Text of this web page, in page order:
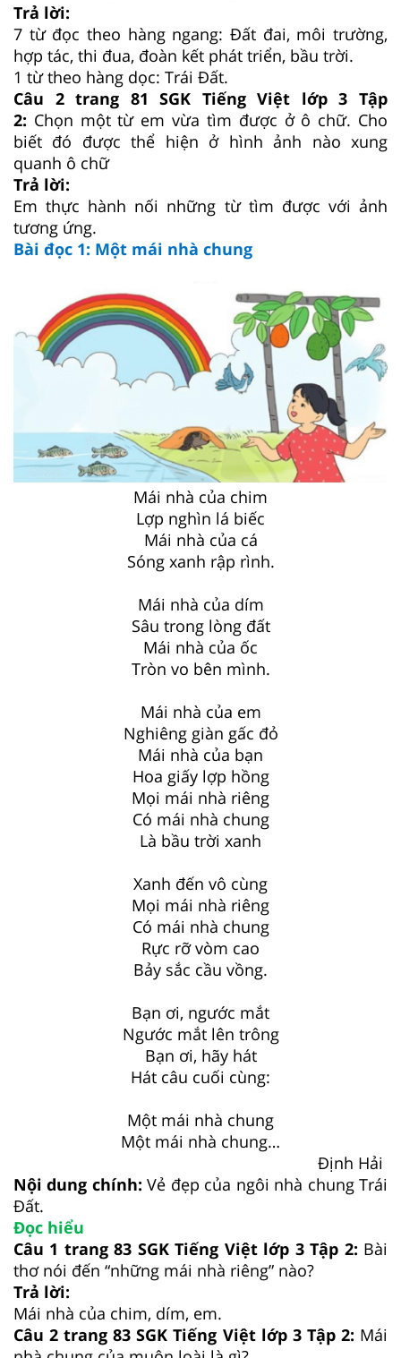
Trả lời:
7 từ đọc theo hàng ngang: Đất đai, môi trường,
hợp tác, thi đua, đoàn kết phát triển, bầu trời.
1 từ theo hàng dọc: Trái Đất.
Câu 2 trang 81 SGK Tiếng Việt lớp 3 Tập
2: Chọn một từ em vừa tìm được ở ô chữ. Cho
biết đó được thể hiện ở hình ảnh nào xung
quanh ô chữ
Trả lời:
Em thực hành nối những từ tìm được với ảnh
tương ứng.
Bài đọc 1: Một mái nhà chung
Mái nhà của chim
Lợp nghìn lá biếc
Mái nhà của cá
Sóng xanh rập rình.
Mái nhà của dím
Sâu trong lòng đất
Mái nhà của ốc
Tròn vo bên mình.
Mái nhà của em
Nghiêng giàn gấc đỏ
Mái nhà của bạn
Hoa giấy lợp hồng
Mọi mái nhà riêng
Có mái nhà chung
Là bầu trời xanh
Xanh đến vô cùng
Mọi mái nhà riêng
Có mái nhà chung
Rực rỡ vòm cao
Bảy sắc cầu vồng.
Bạn ơi, ngước mắt
Ngước mắt lên trông
Bạn ơi, hãy hát
Hát câu cuối cùng:
Một mái nhà chung
Một mái nhà chung…
Định Hải
Nội dung chính:Vẻ đẹp của ngôi nhà chung Trái
Đất.
Đọc hiểu
Câu 1 trang 83 SGK Tiếng Việt lớp 3 Tập 2: Bài
thơ nói đến “những mái nhà riêng” nào?
Trả lời:
Mái nhà của chim, dím, em.
Câu 2 trang 83 SGK Tiếng Việt lớp 3 Tập 2: Mái